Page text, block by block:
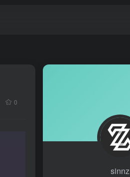
0
sinnz